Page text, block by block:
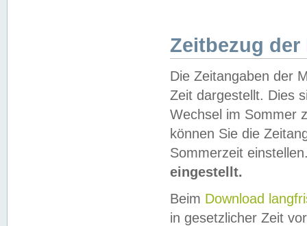
Zeitbezug der
Die Zeitangaben der
Zeit dargestellt. Dies
Wechsel im Sommer
können Sie die
Sommerzeit
eingestellt.
Beim Download
in gesetzlicher Zeit